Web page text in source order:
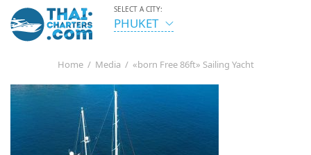
SELECT A CITY:
PHUKET
Home / Media / «born Free 86ft» Sailing Yacht